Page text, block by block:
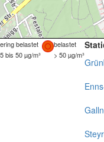
belastet
belastet
bis 50 µg/m³ > 50 µg/m³